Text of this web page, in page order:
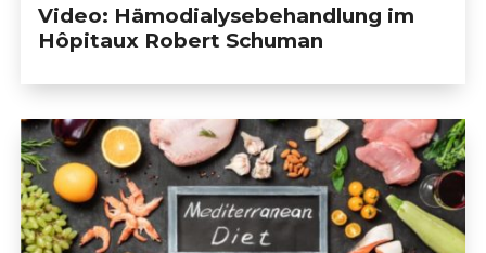
Video: Hämodialysebehandlung im
Hôpitaux Robert Schuman